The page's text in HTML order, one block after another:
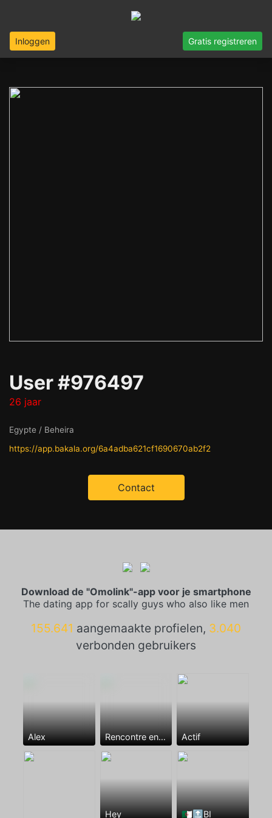
Inloggen Gratis registreren
User #976497
26 jaar
Egypte / Beheira
https://app.bakala.org/6a4adba621cf1690670ab2f2
Contact
Download de "Omolink"-app voor je smartphone
The dating app for scally guys who also like men
155.641 aangemaakte profielen, 3.040
verbonden gebruikers
Alex Rencontre entre mecs Actif
Hey 🇩🇿🔝BI